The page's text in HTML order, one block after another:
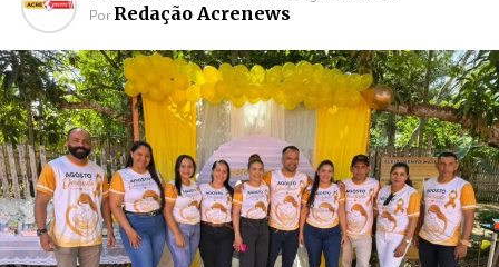
Por Redação Acrenews